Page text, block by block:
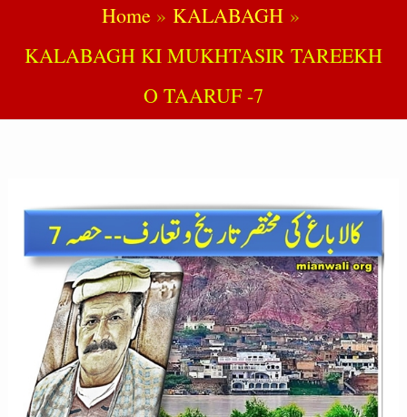
Home
KALABAGH
KALABAGH KI MUKHTASIR TAREEKH
O TAARUF -7